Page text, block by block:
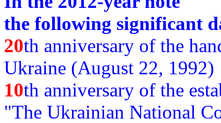
the following significant
20th anniversary of the
Ukraine (August 22, 1992)
10th anniversary of the
"The Ukrainian National